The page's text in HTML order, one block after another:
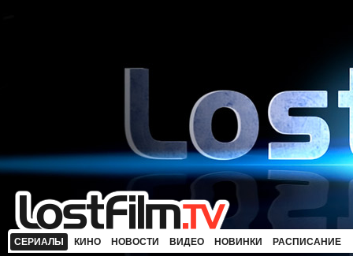
СЕРИАЛЫ КИНО НОВОСТИ ВИДЕО НОВИНКИ РАСПИСАНИЕ